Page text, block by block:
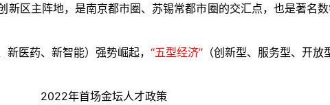
区主阵地，是南京都市圈、苏锡常都市圈的交汇点，也是著名
新医药、新智能）强势崛起， “五型经济” （创新型、服务型、开
2022年首场金坛人才政策